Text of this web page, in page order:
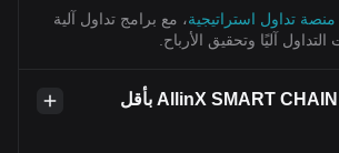
منصة تداول استراتيجية، مع برامج تداول آلية
آليًا وتحقيق الأرباح.
أين يمكنني شراء AllinX SMART CHAIN بأقل